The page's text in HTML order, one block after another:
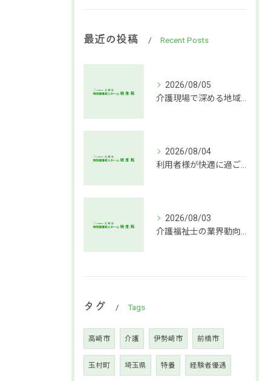
最近の投稿 Recent Posts
2026/08/05
2026/08/04
2026/08/03
タグ Tags
高崎市 介護 伊勢崎市 前橋市
玉村町 埼玉県 特養 経験者優遇